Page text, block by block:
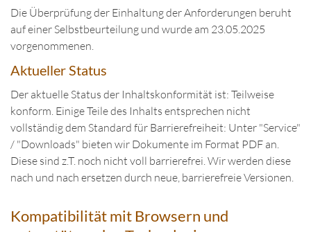
Die Überprüfung der Einhaltung der Anforderungen beruht
auf einer Selbstbeurteilung und wurde am 23.05.2025
vorgenommenen.
Aktueller Status
Der aktuelle Status der Inhaltskonformität ist: Teilweise
konform. Einige Teile des Inhalts entsprechen nicht
vollständig dem Standard für Barrierefreiheit: Unter "Service"
/ "Downloads" bieten wir Dokumente im Format PDF an.
Diese sind z.T. noch nicht voll barrierefrei. Wir werden diese
nach und nach ersetzen durch neue, barrierefreie Versionen.
Kompatibilität mit Browsern und